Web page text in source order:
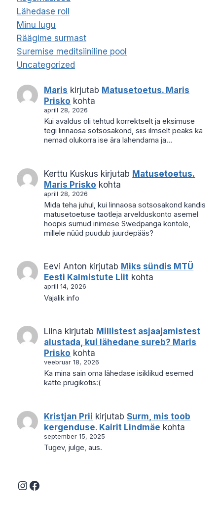
Lähedase roll
Minu lugu
Räägime surmast
Suremise meditsiiniline pool
Uncategorized
Maris kirjutab Matusetoetus. Maris
Prisko kohta
aprill 28, 2026
Kui avaldus oli tehtud korrektselt ja eksimuse
tegi linnaosa sotsosakond, siis ilmselt peaks ka
nemad olukorra ise ära lahendama ja…
Kerttu Kuskus kirjutab Matusetoetus.
Maris Prisko kohta
aprill 28, 2026
Mida teha juhul, kui linnaosa sotsosakond kandis
matusetoetuse taotleja arvelduskonto asemel
hoopis surnud inimese Swedpanga kontole,
millele nüüd puudub juurdepääs?
Eevi Anton kirjutab Miks sündis MTÜ
Eesti Kalmistute Liit kohta
aprill 14, 2026
Vajalik info
Liina kirjutab Millistest asjaajamistest
alustada, kui lähedane sureb? Maris
Prisko kohta
veebruar 18, 2026
Ka mina sain oma lähedase isiklikud esemed
kätte prügikotis:(
Kristjan Prii kirjutabSurm, mis toob
kergenduse. Kairit Lindmäe kohta
september 15, 2025
Tugev, julge, aus.
Instagram
Facebook